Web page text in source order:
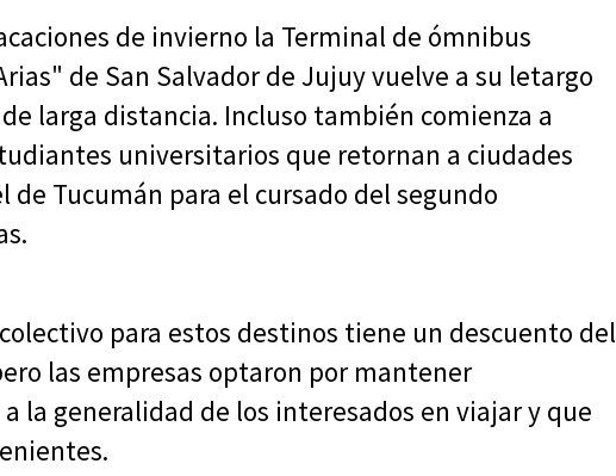
de invierno la Terminal de ómnibus
de San Salvador de Jujuy vuelve a su letargo
larga distancia. Incluso también comienza a
universitarios que retornan a ciudades
de Tucumán para el cursado del segundo
para estos destinos tiene un descuento del
las empresas optaron por mantener
la generalidad de los interesados en viajar y que